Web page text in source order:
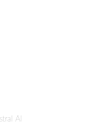
AI